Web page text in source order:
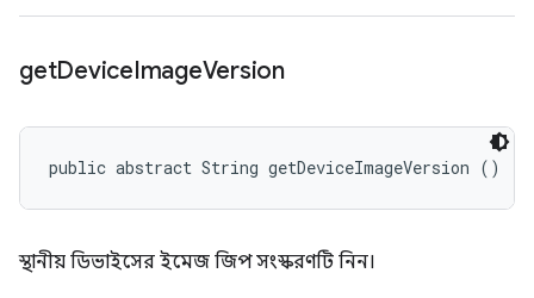
getDeviceImageVersion
public abstract String getDeviceImageVersion ()
স্থানীয় ডিভাইসের ইমেজ জিপ সংস্করণটি নিন।